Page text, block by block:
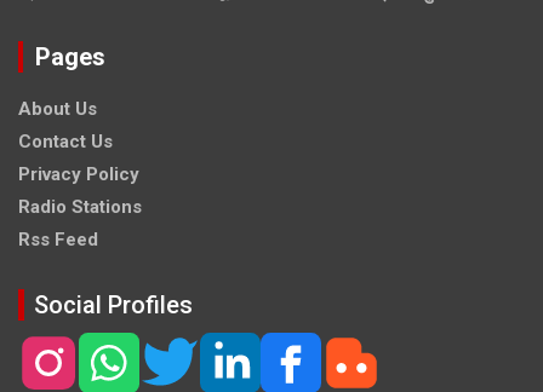
Pages
About Us
Contact Us
Privacy Policy
Radio Stations
Rss Feed
Social Profiles